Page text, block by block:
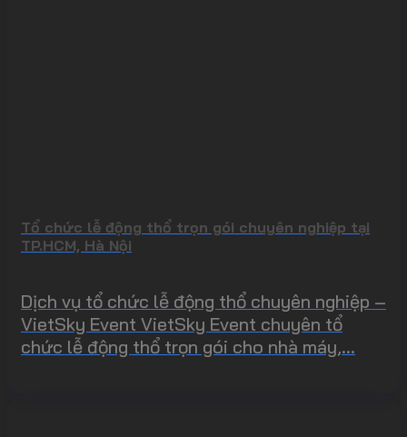
Tổ chức lễ động thổ trọn gói chuyên nghiệp tại
TP.HCM, Hà Nội
Dịch vụ tổ chức lễ động thổ chuyên nghiệp –
VietSky Event VietSky Event chuyên tổ
chức lễ động thổ trọn gói cho nhà máy,...